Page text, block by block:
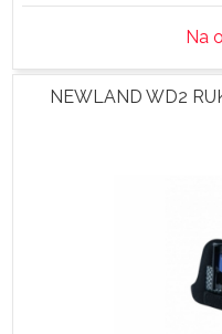
Na
NEWLAND WD2